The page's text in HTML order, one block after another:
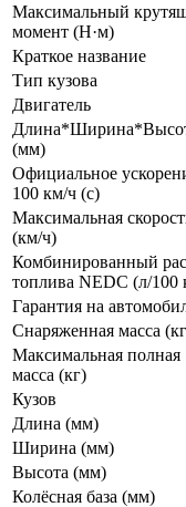
Максимальный
момент (Н·м)
Краткое название
Тип кузова
Двигатель
(мм)
Официальное
100 км/ч (с)
Максимальная
(км/ч)
Комбинированный
топлива NEDC (л/100
Гарантия на
Снаряженная масса
Максимальная полная
масса (кг)
Кузов
Длина (мм)
Ширина (мм)
Высота (мм)
Колёсная база (мм)